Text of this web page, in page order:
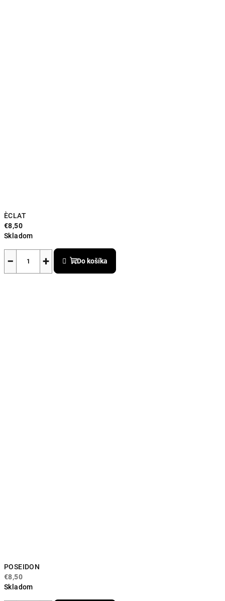
ÈCLAT
€8,50
Skladom
+
− Do košíka
POSEIDON
€8,50
Skladom